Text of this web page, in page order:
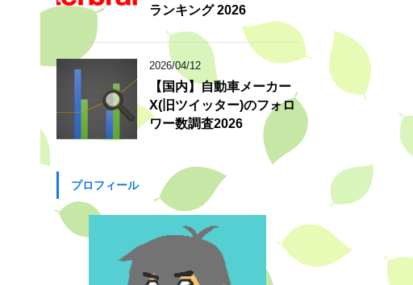
ランキング 2026
2026/04/12
【国内】自動車メーカー
X(旧ツイッター)のフォロ
ワー数調査2026
プロフィール